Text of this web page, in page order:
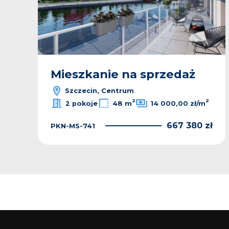
Mieszkanie na sprzedaż
Szczecin, Centrum
2 pokoje 48 m2 14 000,00 zł/m2
PKN-MS-741 667 380 zł